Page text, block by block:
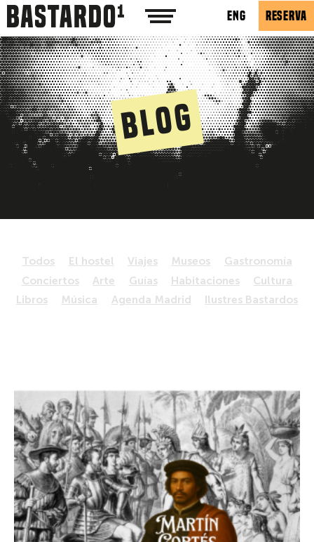
ENG RESERVA
Blog
Todos El hostel Viajes Museos
Gastronomía
Conciertos
Arte Guías Habitaciones
Cultura
Libros
Música Agenda Madrid Ilustres Bastardos